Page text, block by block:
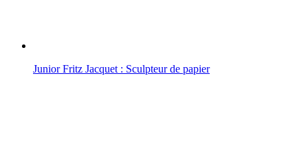
Junior Fritz Jacquet : Sculpteur de papier